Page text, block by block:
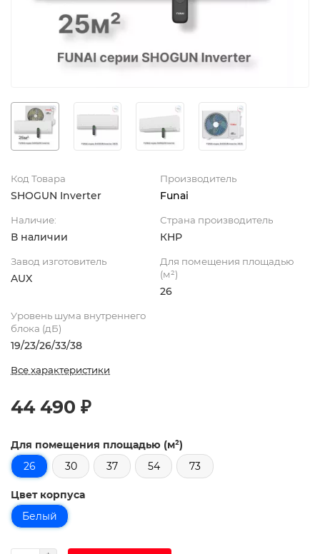
Код Товара
SHOGUN Inverter
Производитель
Funai
Наличие:
В наличии
Страна производитель
КНР
Завод изготовитель
AUX
Для помещения площадью
(м²)
26
Уровень шума внутреннего
блока (дБ)
19/23/26/33/38
Все характеристики
44 490 ₽
Для помещения площадью (м²)
26
30 37 54 73
Цвет корпуса
Белый